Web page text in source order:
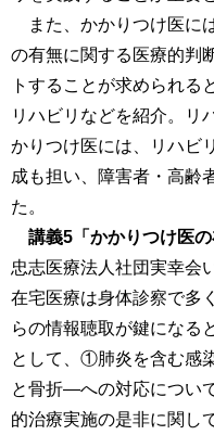
また、かかりつけ医に
の有無に関する医療的判
トすることが求められる
リハビリなどを紹介。リ
かりつけ医には、リハビ
成も担い、障害者・高齢
た。
講義5「かかりつけ医
忠志医療法人社団実幸会
在宅医療は身体診察で多
らの情報聴取が鍵になる
として、①肺炎を含む感
と骨折―への対応につい
的治療実施の是非に関し